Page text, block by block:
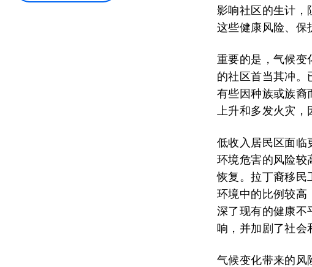
影响社区的生计，
这些健康风险、保
重要的是，气候变
的社区首当其冲。
有些因种族或族裔
上升和多发火灾
低收入居民区面临
环境危害的风险较
恢复。拉丁裔移民
环境中的比例较高
深了现有的健康不
响，并加剧了社会
气候变化带来的风